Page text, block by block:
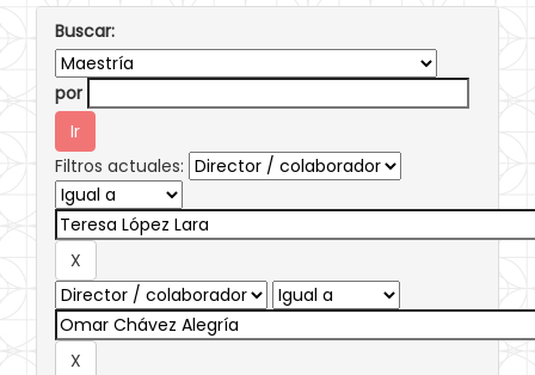
Buscar:
por
Filtros actuales: